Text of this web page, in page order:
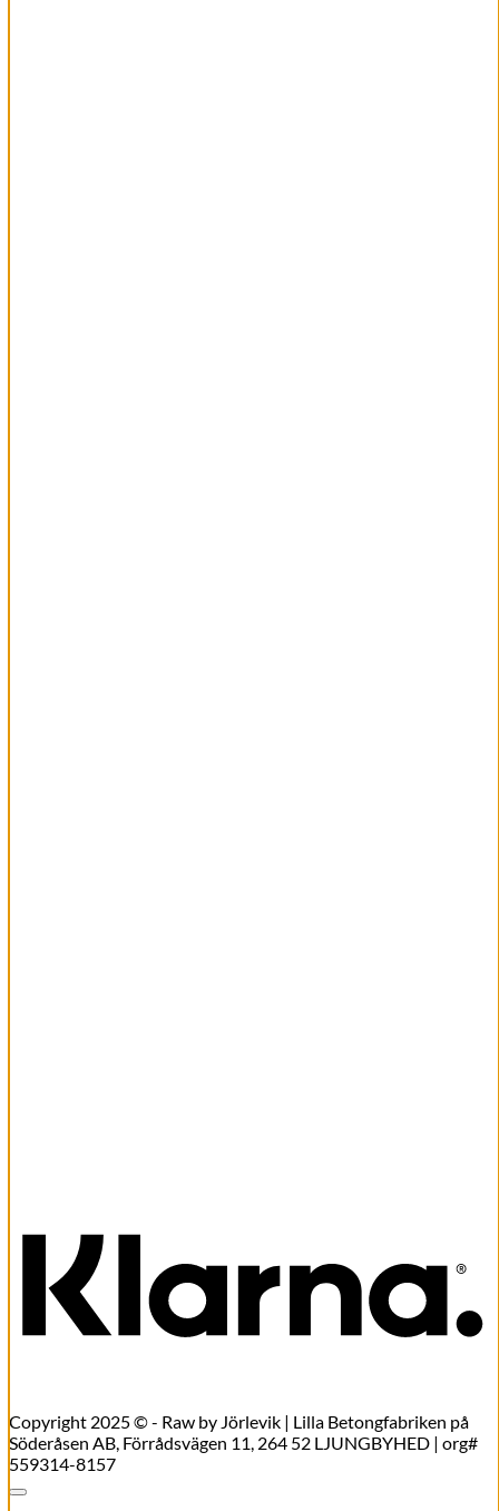
Copyright 2025 © - Raw by Jörlevik | Lilla Betongfabriken på
Söderåsen AB, Förrådsvägen 11, 264 52 LJUNGBYHED | org#
559314-8157